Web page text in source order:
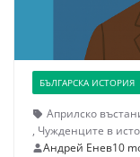
БЪЛГАРСКА ИСТОРИЯ
Априлско
, Чужденците в
Андрей Енев10